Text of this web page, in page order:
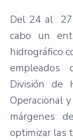
Del 24 al 27
cabo un
hidrográfico
empleados
División de
Operacional
márgenes
optimizar las